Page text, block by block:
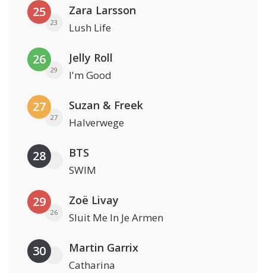
25
23
Zara Larsson
Lush Life
26
29
Jelly Roll
I'm Good
27
27
Suzan & Freek
Halverwege
28 BTS
SWIM
29
26
Zoë Livay
Sluit Me In Je Armen
30 Martin Garrix
Catharina